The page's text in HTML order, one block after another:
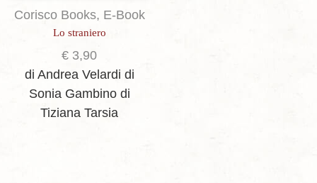
Corisco Books, E-Book
Lo straniero
€ 3,90
di Andrea Velardi di
Sonia Gambino di
Tiziana Tarsia